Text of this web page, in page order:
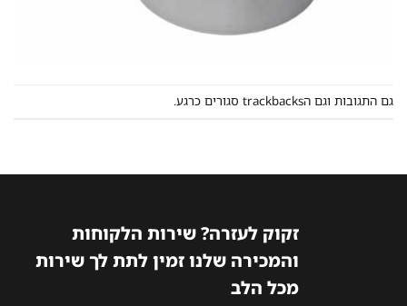
גם התגובות וגם הtrackbacks סגורים כרגע.
זקוק לעזרה? שירות הלקוחות
והמכירה שלנו זמין לתת לך שירות
מכל הלב